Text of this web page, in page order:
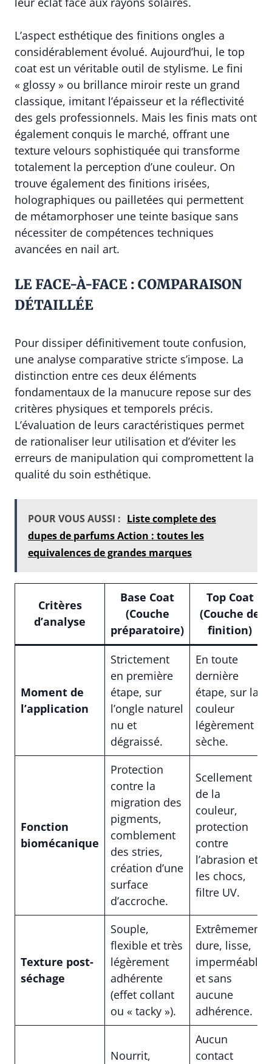
L’aspect esthétique des finitions ongles a
considérablement évolué. Aujourd’hui, le top
coat est un véritable outil de stylisme. Le fini
« glossy » ou brillance miroir reste un grand
classique, imitant l’épaisseur et la réflectivité
des gels professionnels. Mais les finis mats ont
également conquis le marché, offrant une
texture velours sophistiquée qui transforme
totalement la perception d’une couleur. On
trouve également des finitions irisées,
holographiques ou pailletées qui permettent
de métamorphoser une teinte basique sans
nécessiter de compétences techniques
avancées en nail art.
LE FACE-À-FACE : COMPARAISON
DÉTAILLÉE
Pour dissiper définitivement toute confusion,
une analyse comparative stricte s’impose. La
distinction entre ces deux éléments
fondamentaux de la manucure repose sur des
critères physiques et temporels précis.
L’évaluation de leurs caractéristiques permet
de rationaliser leur utilisation et d’éviter les
erreurs de manipulation qui compromettent la
qualité du soin esthétique.
POUR VOUS AUSSI : Liste complete des
dupes de parfums Action : toutes les
equivalences de grandes marques
Critères
d’analyse
Base Coat
(Couche
préparatoire)
Top Coat
(Couche de
finition)
Moment de
l’application
Strictement
en première
étape, sur
l’ongle naturel
nu et
dégraissé.
En toute
dernière
étape, sur la
couleur
légèrement
sèche.
Fonction
biomécanique
Protection
contre la
migration des
pigments,
comblement
des stries,
création d’une
surface
d’accroche.
Scellement
de la
couleur,
protection
contre
l’abrasion et
les chocs,
filtre UV.
Texture post-
séchage
Souple,
flexible et très
légèrement
adhérente
(effet collant
ou « tacky »).
Extrêmement
dure, lisse,
imperméable
et sans
aucune
adhérence.
Nourrit,
Aucun
contact